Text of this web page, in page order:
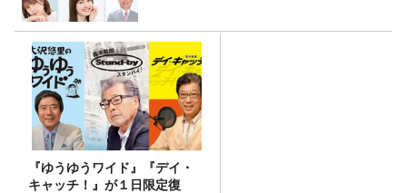
『ゆうゆうワイド』『デイ・
キャッチ！』が１日限定復